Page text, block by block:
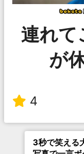
連れて
が
4
3秒で笑える